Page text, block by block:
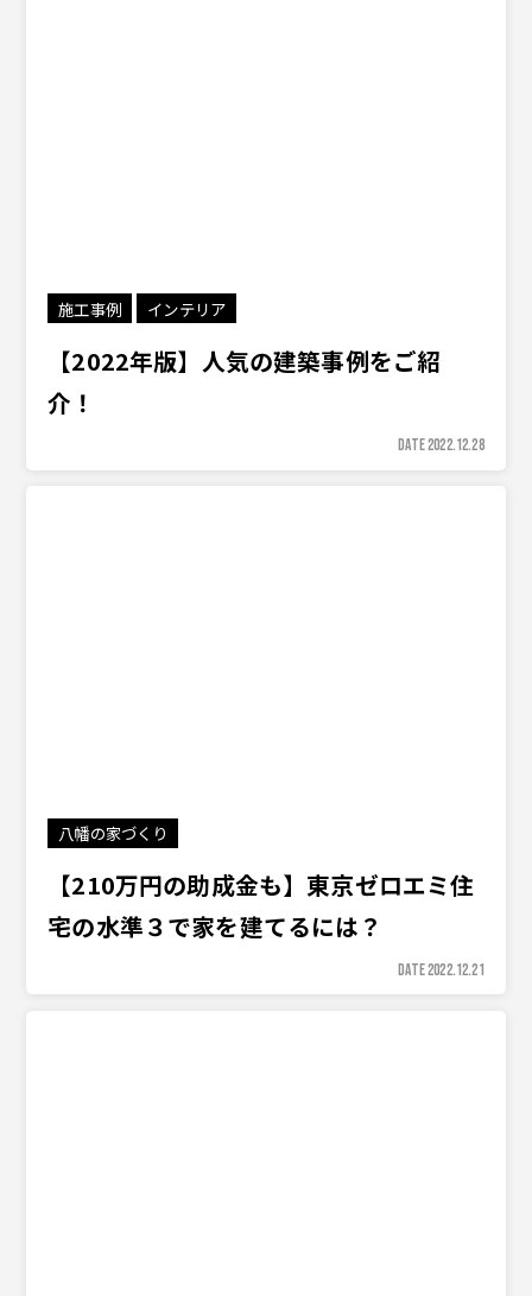
施工事例 インテリア
【2022年版】人気の建築事例をご紹
介！
DATE 2022.12.28
八幡の家づくり
【210万円の助成金も】東京ゼロエミ住
宅の水準３で家を建てるには？
DATE 2022.12.21